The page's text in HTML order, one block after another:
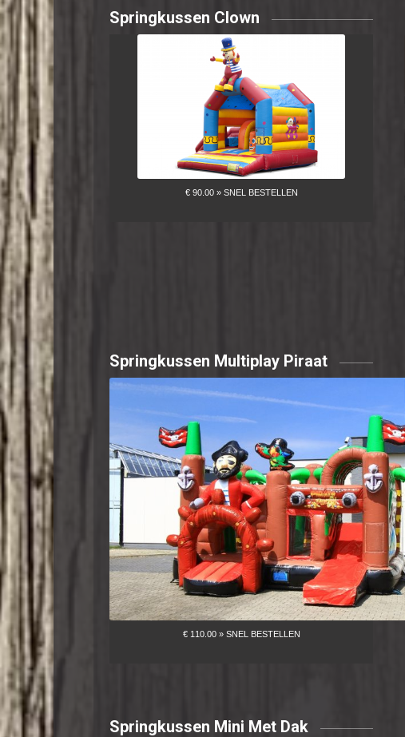
Springkussen Clown
Springkussen Multiplay Piraat
Springkussen Mini Met Dak